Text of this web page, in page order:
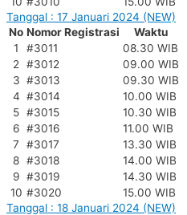
Tanggal : 17 Januari 2024 (NEW)
No Nomor Registrasi
Waktu
1
#3011
08.30 WIB
2
#3012
09.00 WIB
3 #3013
09.30 WIB
4 #3014
10.00 WIB
5 #3015
10.30 WIB
6 #3016
11.00 WIB
7
#3017
13.30 WIB
8 #3018
14.00 WIB
9 #3019
14.30 WIB
10 #3020
15.00 WIB
Tanggal : 18 Januari 2024 (NEW)